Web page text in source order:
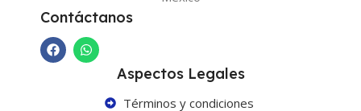
Contáctanos
Aspectos Legales
Términos y condiciones